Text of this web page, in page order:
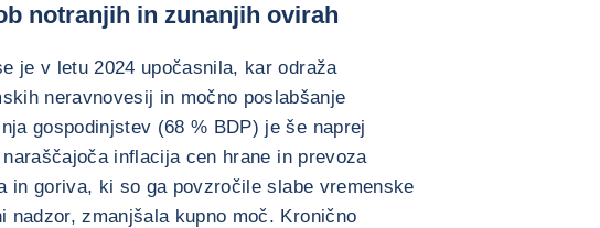
notranjih in zunanjih ovirah
je v letu 2024 upočasnila, kar odraža
neravnovesij in močno poslabšanje
gospodinjstev (68 % BDP) je še naprej
inflacija cen hrane in prevoza
in goriva, ki so ga povzročile slabe vremenske
nadzor, zmanjšala kupno moč. Kronično